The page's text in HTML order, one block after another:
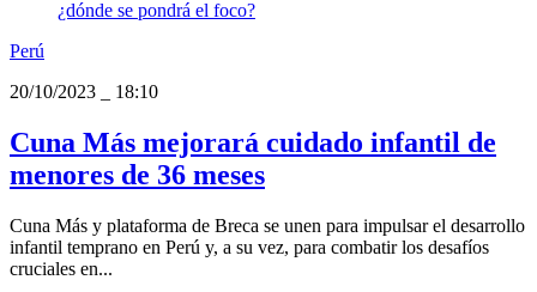
Perú
20/10/2023
18:10
Cuna Más mejorará cuidado infantil de
menores de 36 meses
Cuna Más y plataforma de Breca se unen para impulsar el desarrollo
infantil temprano en Perú y, a su vez, para combatir los desafíos
cruciales en...